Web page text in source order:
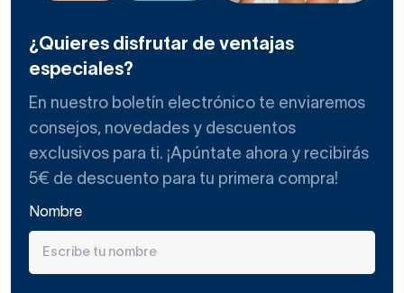
Suspendido Pared
Mueble
integrado
Almacenamiento
y diseño
Formas y tamaños de lavabos
de cristal
Los lavabos de cristal se adaptan a cualquier espacio,
¿Quieres disfrutar de ventajas
especiales?
En nuestro boletín electrónico te enviaremos
consejos, novedades y descuentos
exclusivos para ti. ¡Apúntate ahora y recibirás
5€ de descuento para tu primera compra!
Nombre